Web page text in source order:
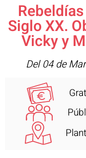
Siglo XX.
Vicky y
Del 04 de